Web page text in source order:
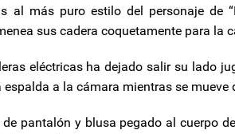
al más puro estilo del personaje de
sus cadera coquetamente para la
eléctricas ha dejado salir su lado
a la cámara mientras se mueve
pantalón y blusa pegado al cuerpo